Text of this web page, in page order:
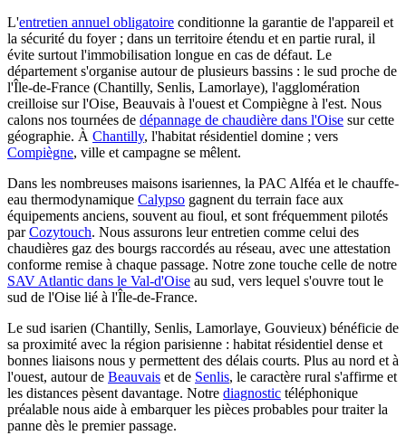
L'entretien annuel obligatoire conditionne la garantie de l'appareil et
la sécurité du foyer ; dans un territoire étendu et en partie rural, il
évite surtout l'immobilisation longue en cas de défaut. Le
département s'organise autour de plusieurs bassins : le sud proche de
l'Île-de-France (Chantilly, Senlis, Lamorlaye), l'agglomération
creilloise sur l'Oise, Beauvais à l'ouest et Compiègne à l'est. Nous
calons nos tournées de dépannage de chaudière dans l'Oise sur cette
géographie. À Chantilly, l'habitat résidentiel domine ; vers
Compiègne, ville et campagne se mêlent.
Dans les nombreuses maisons isariennes, la PAC Alféa et le chauffe-
eau thermodynamique Calypso gagnent du terrain face aux
équipements anciens, souvent au fioul, et sont fréquemment pilotés
parCozytouch. Nous assurons leur entretien comme celui des
chaudières gaz des bourgs raccordés au réseau, avec une attestation
conforme remise à chaque passage. Notre zone touche celle de notre
SAV Atlantic dans le Val-d'Oise au sud, vers lequel s'ouvre tout le
sud de l'Oise lié à l'Île-de-France.
Le sud isarien (Chantilly, Senlis, Lamorlaye, Gouvieux) bénéficie de
sa proximité avec la région parisienne : habitat résidentiel dense et
bonnes liaisons nous y permettent des délais courts. Plus au nord et à
l'ouest, autour de Beauvais et de Senlis, le caractère rural s'affirme et
les distances pèsent davantage. Notre diagnostic téléphonique
préalable nous aide à embarquer les pièces probables pour traiter la
panne dès le premier passage.